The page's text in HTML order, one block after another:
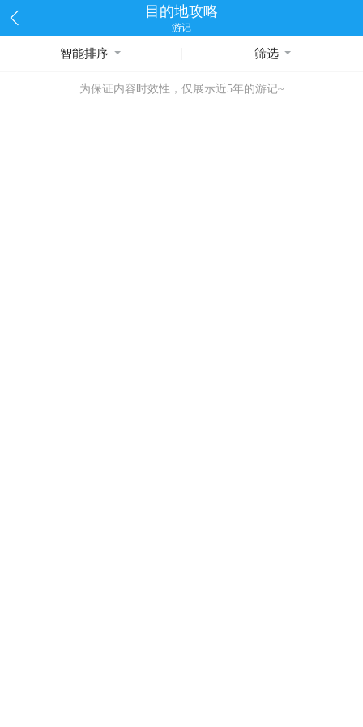
目的地攻略
游记
智能排序 筛选
为保证内容时效性，仅展示近5年的游记~